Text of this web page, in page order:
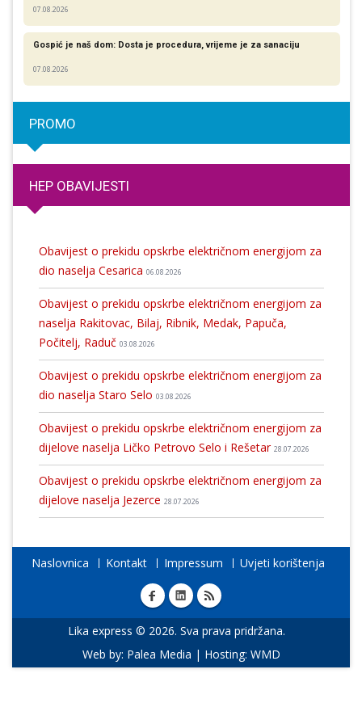
07.08.2026
Gospić je naš dom: Dosta je procedura, vrijeme je za sanaciju
07.08.2026
PROMO
HEP OBAVIJESTI
Obavijest o prekidu opskrbe električnom energijom za
dio naselja Cesarica 06.08.2026
Obavijest o prekidu opskrbe električnom energijom za
naselja Rakitovac, Bilaj, Ribnik, Medak, Papuča,
Počitelj, Raduč 03.08.2026
Obavijest o prekidu opskrbe električnom energijom za
dio naselja Staro Selo 03.08.2026
Obavijest o prekidu opskrbe električnom energijom za
dijelove naselja Ličko Petrovo Selo i Rešetar 28.07.2026
Obavijest o prekidu opskrbe električnom energijom za
dijelove naselja Jezerce 28.07.2026
Naslovnica Kontakt Impressum Uvjeti korištenja
Lika express © 2026. Sva prava pridržana.
Web by: Palea Media | Hosting: WMD